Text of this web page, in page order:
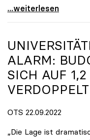
uniko-Präsidentin
...weiterlesen
ALARM:
SICH AUF
VERDOPPELT
OTS 22.09.2022
„Die Lage ist